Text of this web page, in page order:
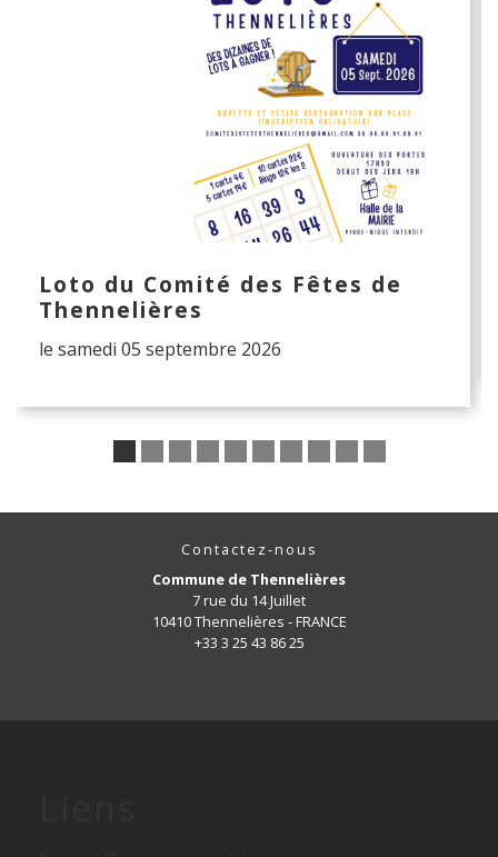
Loto du Comité des Fêtes de
Thennelières
le samedi 05 septembre 2026
Contactez-nous
Commune de Thennelières
7 rue du 14 Juillet
10410 Thennelières - FRANCE
+33 3 25 43 86 25